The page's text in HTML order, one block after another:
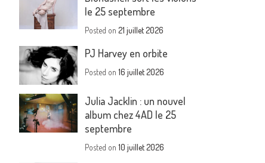
le 25 septembre
Posted on21 juillet 2026
PJ Harvey en orbite
Posted on16 juillet 2026
Julia Jacklin : un nouvel
album chez 4AD le 25
septembre
Posted on10 juillet 2026